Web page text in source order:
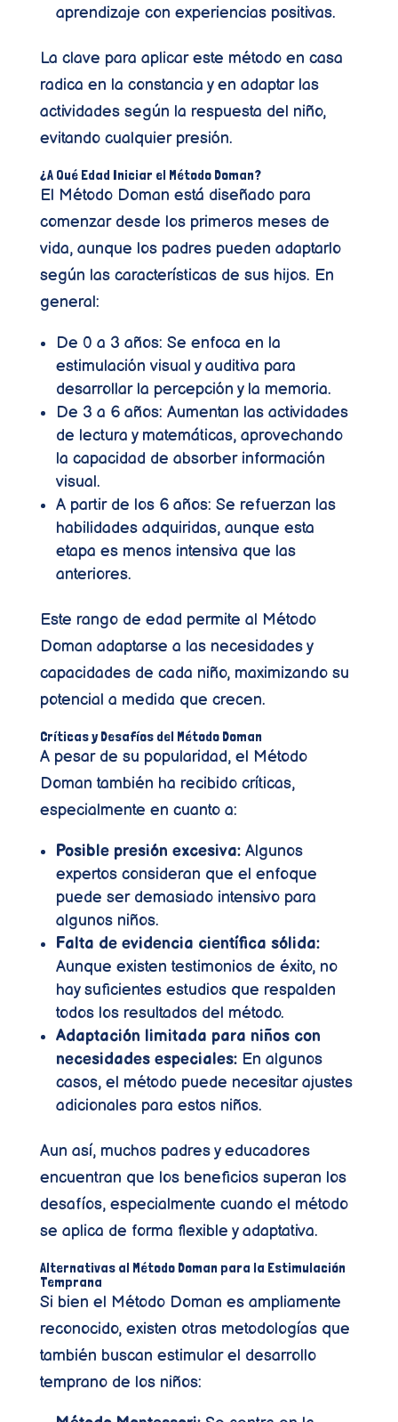
aprendizaje con experiencias positivas.
La clave para aplicar este método en casa
radica en la constancia y en adaptar las
actividades según la respuesta del niño,
evitando cualquier presión.
¿A Qué Edad Iniciar el Método Doman?
El Método Doman está diseñado para
comenzar desde los primeros meses de
vida, aunque los padres pueden adaptarlo
según las características de sus hijos. En
general:
De 0 a 3 años: Se enfoca en la
estimulación visual y auditiva para
desarrollar la percepción y la memoria.
De 3 a 6 años: Aumentan las actividades
de lectura y matemáticas, aprovechando
la capacidad de absorber información
visual.
A partir de los 6 años: Se refuerzan las
habilidades adquiridas, aunque esta
etapa es menos intensiva que las
anteriores.
Este rango de edad permite al Método
Doman adaptarse a las necesidades y
capacidades de cada niño, maximizando su
potencial a medida que crecen.
Críticas y Desafíos del Método Doman
A pesar de su popularidad, el Método
Doman también ha recibido críticas,
especialmente en cuanto a:
Posible presión excesiva:Algunos
expertos consideran que el enfoque
puede ser demasiado intensivo para
algunos niños.
Falta de evidencia científica sólida:
Aunque existen testimonios de éxito, no
hay suficientes estudios que respalden
todos los resultados del método.
Adaptación limitada para niños con
necesidades especiales:En algunos
casos, el método puede necesitar ajustes
adicionales para estos niños.
Aun así, muchos padres y educadores
encuentran que los beneficios superan los
desafíos, especialmente cuando el método
se aplica de forma flexible y adaptativa.
Alternativas al Método Doman para la Estimulación
Temprana
Si bien el Método Doman es ampliamente
reconocido, existen otras metodologías que
también buscan estimular el desarrollo
temprano de los niños: